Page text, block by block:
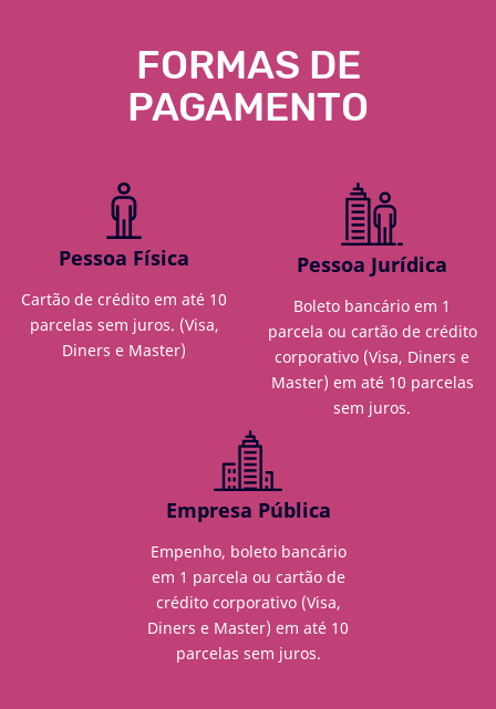
FORMAS DE
PAGAMENTO
Pessoa Física
Cartão de crédito em até 10
parcelas sem juros. (Visa,
Diners e Master)
Pessoa Jurídica
Boleto bancário em 1
parcela ou cartão de crédito
corporativo (Visa, Diners e
Master) em até 10 parcelas
sem juros.
Empresa Pública
Empenho, boleto bancário
em 1 parcela ou cartão de
crédito corporativo (Visa,
Diners e Master) em até 10
parcelas sem juros.